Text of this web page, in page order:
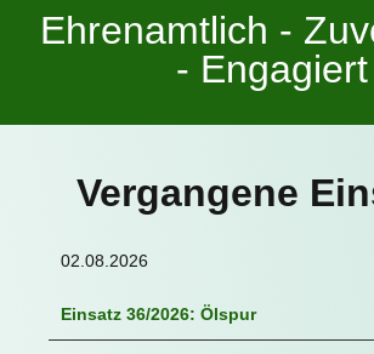
Ehrenamtlich -
- Engagiert
Vergangene
02.08.2026
Einsatz 36/2026: Ölspur